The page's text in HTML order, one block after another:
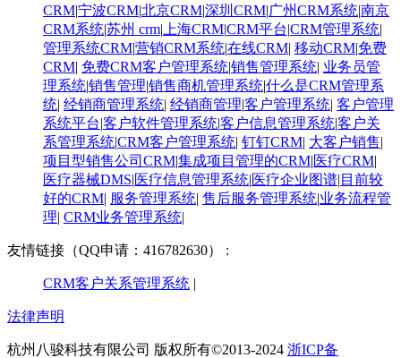
CRM|宁波CRM|北京CRM|深圳CRM|广州CRM系统|南京
CRM系统|苏州 crm| 上海CRM|CRM平台|CRM管理系统|
管理系统CRM|营销CRM系统|在线CRM| 移动CRM|免费
CRM| 免费CRM客户管理系统|销售管理系统| 业务员管
理系统|销售管理|销售商机管理系统|什么是CRM管理系
统| 经销商管理系统| 经销商管理|客户管理系统| 客户管理
系统平台|客户软件管理系统|客户信息管理系统|客户关
系管理系统|CRM客户管理系统| 钉钉CRM| 大客户销售|
项目型销售公司CRM|集成项目管理的CRM|医疗CRM|
医疗器械DMS|医疗信息管理系统|医疗企业图谱| ​目前较
好的CRM| 服务管理系统| 售后服务管理系统|业务流程管
理| CRM业务管理系统|
友情链接（QQ申请：416782630） :
CRM客户关系管理系统 |
法律声明
杭州八骏科技有限公司 版权所有©2013-2024 浙ICP备